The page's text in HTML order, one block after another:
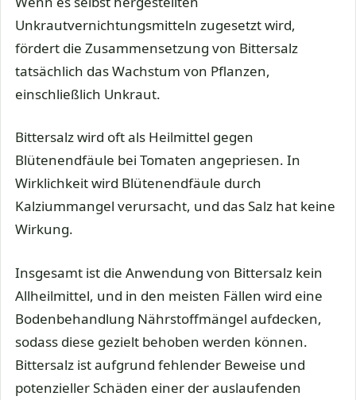
Unkrautvernichtungsmitteln zugesetzt wird,
fördert die Zusammensetzung von Bittersalz
tatsächlich das Wachstum von Pflanzen,
einschließlich Unkraut.
Bittersalz wird oft als Heilmittel gegen
Blütenendfäule bei Tomaten angepriesen. In
Wirklichkeit wird Blütenendfäule durch
Kalziummangel verursacht, und das Salz hat keine
Wirkung.
Insgesamt ist die Anwendung von Bittersalz kein
Allheilmittel, und in den meisten Fällen wird eine
Bodenbehandlung Nährstoffmängel aufdecken,
sodass diese gezielt behoben werden können.
Bittersalz ist aufgrund fehlender Beweise und
potenzieller Schäden einer der auslaufenden